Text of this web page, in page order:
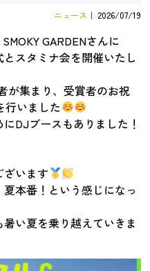
ニュース ｜ 2026/07/19
GARDENさんに
スタミナ会を開催いたし
が集まり、受賞者のお祝
行いました
DJブースもありました！
ざいます
本番！という感じになっ
い夏を乗り越えていきま